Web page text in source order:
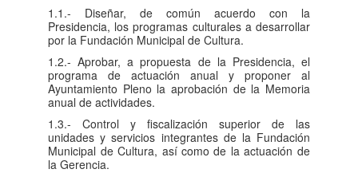
1.1.- Diseñar, de común acuerdo con la
Presidencia, los programas culturales a desarrollar
por la Fundación Municipal de Cultura.
1.2.- Aprobar, a propuesta de la Presidencia, el
programa de actuación anual y proponer al
Ayuntamiento Pleno la aprobación de la Memoria
anual de actividades.
1.3.- Control y fiscalización superior de las
unidades y servicios integrantes de la Fundación
Municipal de Cultura, así como de la actuación de
la Gerencia.